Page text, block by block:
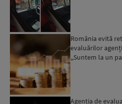
România evită
evaluărilor
,,Suntem la un
Agenția de